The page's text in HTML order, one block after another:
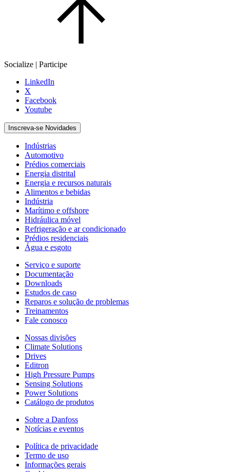
Socialize | Participe
LinkedIn
X
Facebook
Youtube
Inscreva-se Novidades
Indústrias
Automotivo
Prédios comerciais
Energia distrital
Energia e recursos naturais
Alimentos e bebidas
Indústria
Marítimo e offshore
Hidráulica móvel
Refrigeração e ar condicionado
Prédios residenciais
Água e esgoto
Serviço e suporte
Documentação
Downloads
Estudos de caso
Reparos e solução de problemas
Treinamentos
Fale conosco
Nossas divisões
Climate Solutions
Drives
Editron
High Pressure Pumps
Sensing Solutions
Power Solutions
Catálogo de produtos
Sobre a Danfoss
Notícias e eventos
Política de privacidade
Termo de uso
Informações gerais